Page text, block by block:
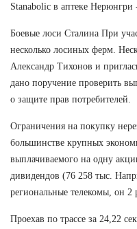
Stanabolic в аптеке
Боевые лоси Сталина При
несколько лосиных ферм.
Александр Тихонов и
дано поручение проверить
о защите прав потребителей.
Ограничения на покупку
большинстве крупных
выплачиваемого на одну
дивидендов (76 258 тыс.
региональные телекомы, он 2
Проехав по трассе за 24,22